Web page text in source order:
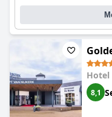
Hotel
8,1